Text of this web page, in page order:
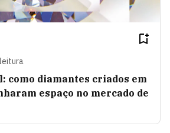
diamantes criados em
espaço no mercado de